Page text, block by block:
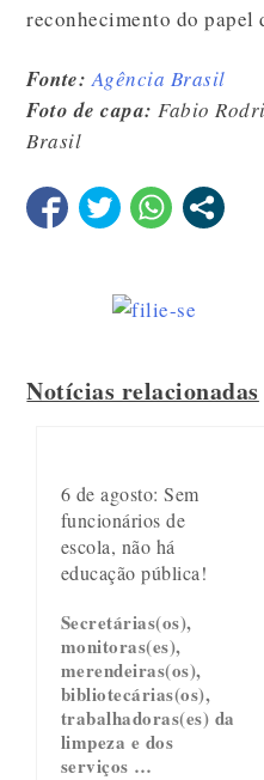
reconhecimento do papel
Fonte: Agência Brasil
Foto de capa: Fabio
Brasil
Notícias relacionadas
6 de agosto: Sem
funcionários de
escola, não há
educação pública!
Secretárias(os),
monitoras(es),
merendeiras(os),
bibliotecárias(os),
trabalhadoras(es) da
limpeza e dos
serviços …